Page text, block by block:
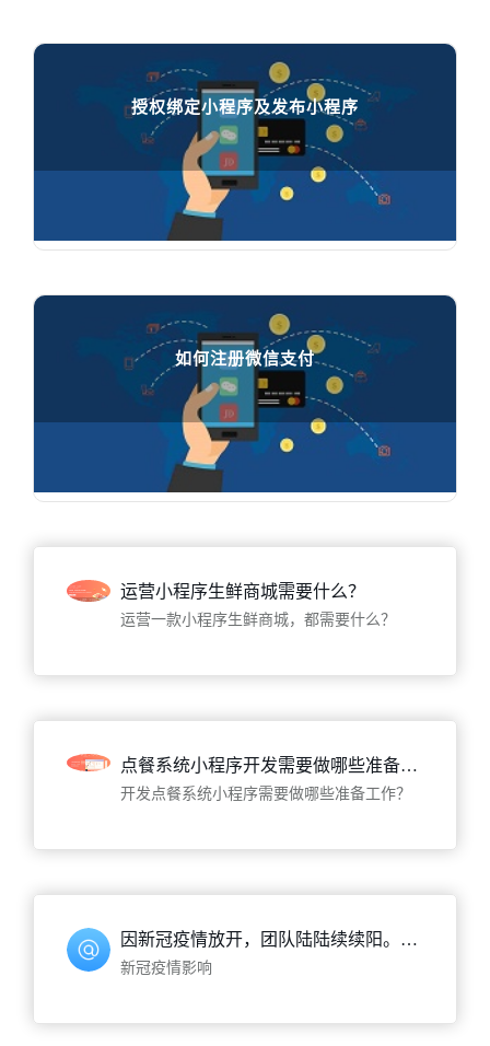
授权绑定小程序及发布小程序
授权绑定小程序及发布小程序
如何注册微信支付
运营小程序生鲜商城需要什么？
运营一款小程序生鲜商城，都需要什么？
点餐系统小程序开发需要做哪些准备工作？
开发点餐系统小程序需要做哪些准备工作？
因新冠疫情放开，团队陆陆续续阳。若客服回复慢了，请多多包涵！
新冠疫情影响